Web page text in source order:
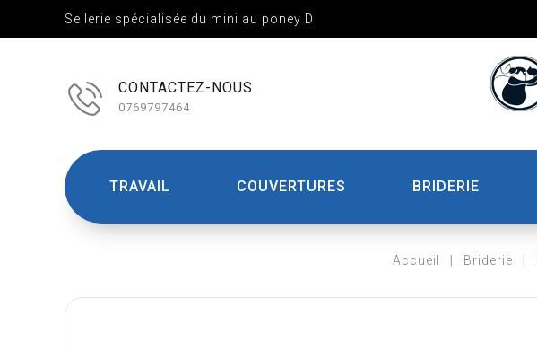
Sellerie spécialisée du mini au poney D
CONTACTEZ-NOUS
0769797464
TRAVAIL COUVERTURES BRIDERIE
Accueil Briderie